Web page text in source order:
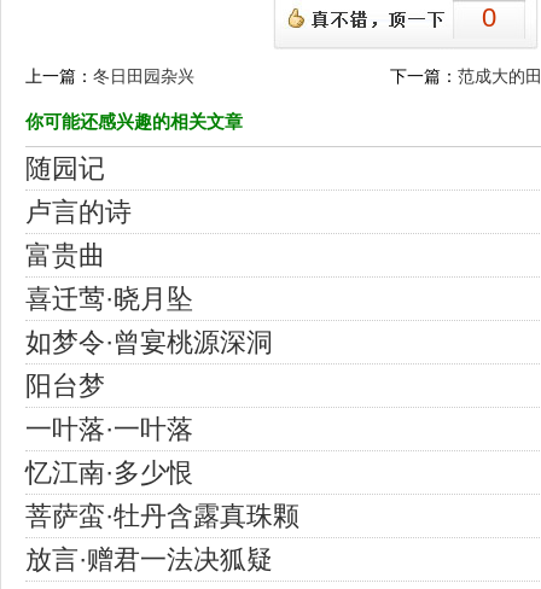
0
上一篇： 冬日田园杂兴 下一篇：范成大的
你可能还感兴趣的相关文章
随园记
卢言的诗
富贵曲
喜迁莺·晓月坠
如梦令·曾宴桃源深洞
阳台梦
一叶落·一叶落
忆江南·多少恨
菩萨蛮·牡丹含露真珠颗
放言·赠君一法决狐疑